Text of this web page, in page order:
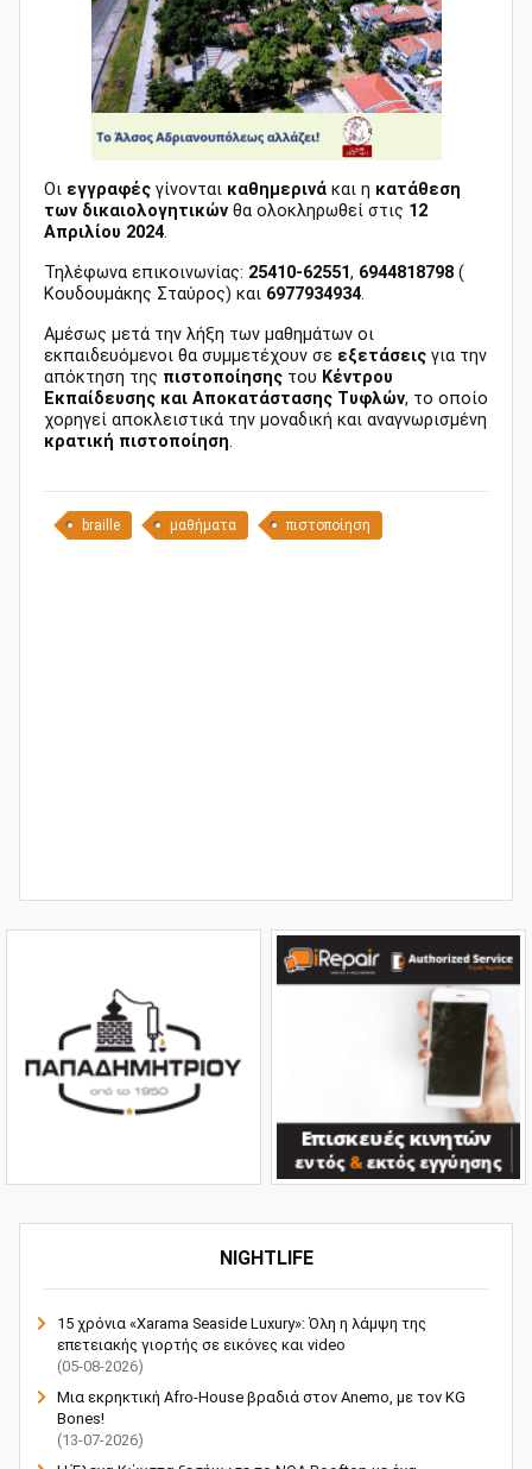
NIGHTLIFE
15 χρόνια «Xarama Seaside Luxury»: Όλη η λάμψη της
επετειακής γιορτής σε εικόνες και video
(05-08-2026)
Μια εκρηκτική Afro-House βραδιά στον Anemo, με τον KG
Bones!
(13-07-2026)
Οι εγγραφές γίνονται καθημερινά και η κατάθεση
των δικαιολογητικών θα ολοκληρωθεί στις 12
Απριλίου 2024.
Τηλέφωνα επικοινωνίας: 25410-62551, 6944818798 (
Κουδουμάκης Σταύρος) και 6977934934.
Αμέσως μετά την λήξη των μαθημάτων οι
εκπαιδευόμενοι θα συμμετέχουν σε εξετάσεις για την
απόκτηση της πιστοποίησης του Κέντρου
Εκπαίδευσης και Αποκατάστασης Τυφλών, το οποίο
χορηγεί αποκλειστικά την μοναδική και αναγνωρισμένη
κρατική πιστοποίηση.
braille μαθήματα πιστοποίηση